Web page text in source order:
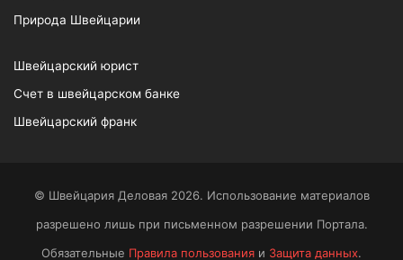
Природа Швейцарии
Швейцарский юрист
Счет в швейцарском банке
Швейцарский франк
© Швейцария Деловая 2026. Использование материалов
разрешено лишь при письменном разрешении Портала.
Обязательные Правила пользования и Защита данных.